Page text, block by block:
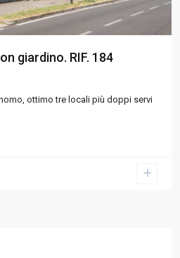
giardino. RIF. 184
ottimo tre locali più doppi servi